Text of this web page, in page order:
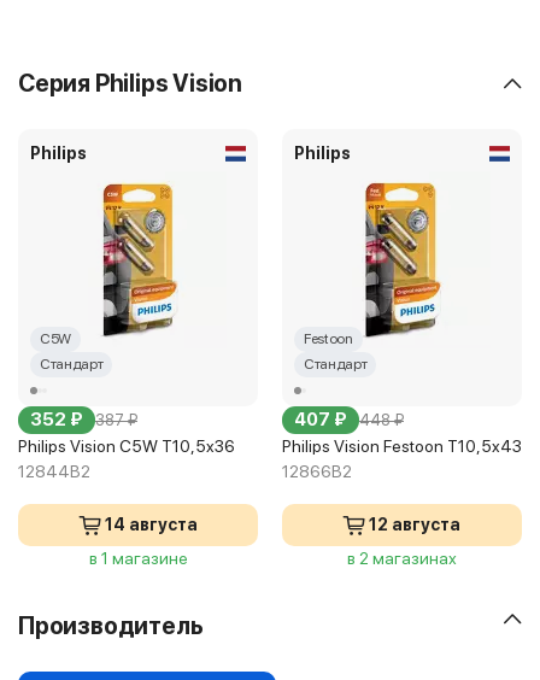
Серия Philips Vision
Philips
C5W
Стандарт
352 ₽ 387 ₽
Philips Vision C5W T10,5x36
12844B2
14 августа
в 1 магазине
Philips
Festoon
Стандарт
407 ₽ 448 ₽
Philips Vision Festoon T10,5x43
12866B2
12 августа
в 2 магазинах
Производитель